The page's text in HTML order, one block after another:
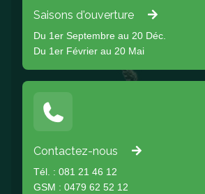
Saisons d'ouverture
Du 1er Septembre au 20 Déc.
Du 1er Février au 20 Mai
Contactez-nous
Tél. : 081 21 46 12
GSM : 0479 62 52 12